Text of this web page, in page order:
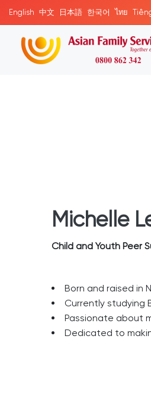
English 中文 日本語 한국어 ไทย
Michelle
Child and Youth Peer
Born and raised in
Currently studying
Passionate about
Dedicated to